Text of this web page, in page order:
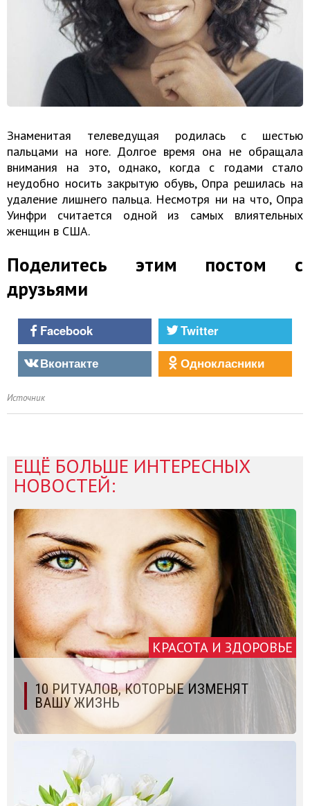
Знаменитая телеведущая родилась с шестью
пальцами на ноге. Долгое время она не обращала
внимания на это, однако, когда с годами стало
неудобно носить закрытую обувь, Опра решилась на
удаление лишнего пальца. Несмотря ни на что, Опра
Уинфри считается одной из самых влиятельных
женщин в США.
Поделитесь этим постом с
друзьями
Facebook
Twitter
Вконтакте
Однокласники
Источник
ЕЩЁ БОЛЬШЕ ИНТЕРЕСНЫХ
НОВОСТЕЙ:
КРАСОТА И ЗДОРОВЬЕ
10 РИТУАЛОВ, КОТОРЫЕ ИЗМЕНЯТ
ВАШУ ЖИЗНЬ